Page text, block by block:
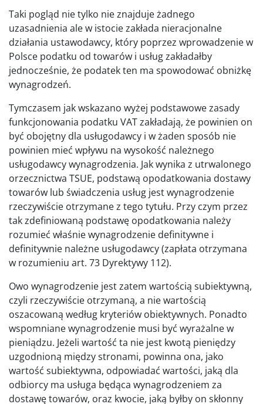
Taki pogląd nie tylko nie znajduje żadnego
uzasadnienia ale w istocie zakłada nieracjonalne
działania ustawodawcy, który poprzez wprowadzenie w
Polsce podatku od towarów i usług zakładałby
jednocześnie, że podatek ten ma spowodować obniżkę
wynagrodzeń.
Tymczasem jak wskazano wyżej podstawowe zasady
funkcjonowania podatku VAT zakładają, że powinien on
być obojętny dla usługodawcy i w żaden sposób nie
powinien mieć wpływu na wysokość należnego
usługodawcy wynagrodzenia. Jak wynika z utrwalonego
orzecznictwa TSUE, podstawą opodatkowania dostawy
towarów lub świadczenia usług jest wynagrodzenie
rzeczywiście otrzymane z tego tytułu. Przy czym przez
tak zdefiniowaną podstawę opodatkowania należy
rozumieć właśnie wynagrodzenie definitywne i
definitywnie należne usługodawcy (zapłata otrzymana
w rozumieniu art. 73 Dyrektywy 112).
Owo wynagrodzenie jest zatem wartością subiektywną,
czyli rzeczywiście otrzymaną, a nie wartością
oszacowaną według kryteriów obiektywnych. Ponadto
wspomniane wynagrodzenie musi być wyrażalne w
pieniądzu. Jeżeli wartość ta nie jest kwotą pieniędzy
uzgodnioną między stronami, powinna ona, jako
wartość subiektywna, odpowiadać wartości, jaką dla
odbiorcy ma usługa będąca wynagrodzeniem za
dostawę towarów, oraz kwocie, jaką byłby on skłonny